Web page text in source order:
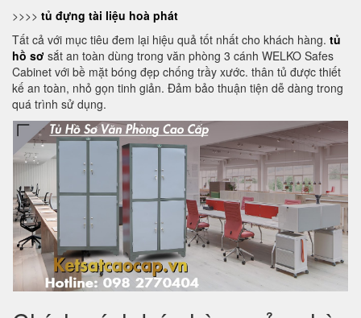
>>>> tủ đựng tài liệu hoà phát
Tất cả với mục tiêu đem lại hiệu quả tốt nhất cho khách hàng. tủ
hồ sơ sắt an toàn dùng trong văn phòng 3 cánh WELKO Safes
Cabinet với bề mặt bóng đẹp chống trầy xước. thân tủ được thiết
kế an toàn, nhỏ gọn tinh giản. Đảm bảo thuận tiện dễ dàng trong
quá trình sử dụng.